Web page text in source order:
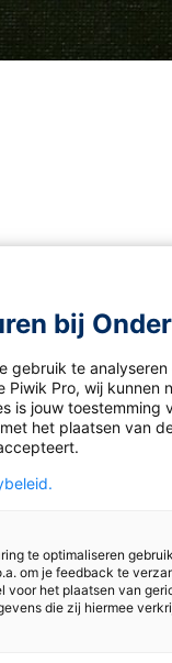
bij
gebruik te
Pro, wij kunnen
is jouw toestemming
het plaatsen van
te optimaliseren
om je feedback te
voor het plaatsen van
die zij hiermee